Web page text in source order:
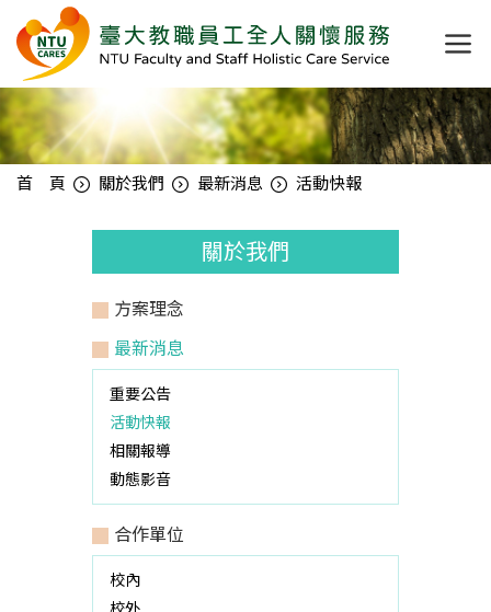
首 頁 關於我們 最新消息 活動快報
關於我們
方案理念
最新消息
重要公告
活動快報
相關報導
動態影音
合作單位
校內